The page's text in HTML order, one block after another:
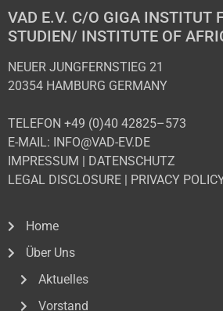
VAD E.V. C/O GIGA INSTITUT
STUDIEN/ INSTITUTE OF
NEUER JUNGFERNSTIEG 21
20354 HAMBURG GERMANY
TELEFON +49 (0)40 42825–573
E-MAIL: INFO@VAD-EV.DE
IMPRESSUM
DATENSCHUTZ
LEGAL DISCLOSURE
PRIVACY
Home
Über Uns
Aktuelles
Vorstand